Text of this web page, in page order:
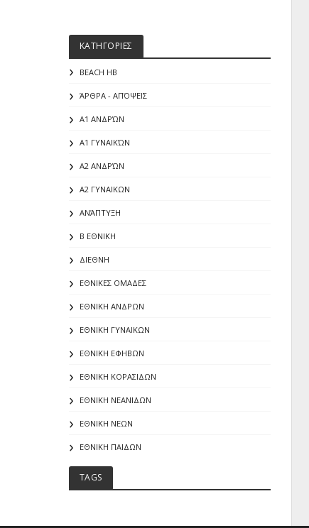
ΚΑΤΗΓΟΡΙΕΣ
BEACH HB
ΆΡΘΡΑ - ΑΠΌΨΕΙΣ
Α1 ΑΝΔΡΏΝ
Α1 ΓΥΝΑΙΚΏΝ
Α2 ΑΝΔΡΏΝ
Α2 ΓΥΝΑΙΚΩΝ
ΑΝΆΠΤΥΞΗ
Β ΕΘΝΙΚΗ
ΔΙΕΘΝΗ
ΕΘΝΙΚΕΣ ΟΜΑΔΕΣ
ΕΘΝΙΚΗ ΑΝΔΡΩΝ
ΕΘΝΙΚΗ ΓΥΝΑΙΚΩΝ
ΕΘΝΙΚΗ ΕΦΗΒΩΝ
ΕΘΝΙΚΗ ΚΟΡΑΣΙΔΩΝ
ΕΘΝΙΚΗ ΝΕΑΝΙΔΩΝ
ΕΘΝΙΚΗ ΝΕΩΝ
ΕΘΝΙΚΗ ΠΑΙΔΩΝ
TAGS